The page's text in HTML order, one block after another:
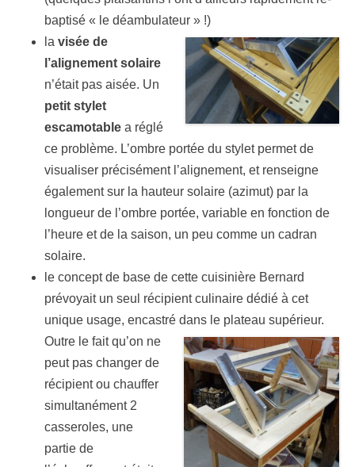
baptisé « le déambulateur » !)
la visée de
l’alignement solaire
n’était pas aisée. Un
petit stylet
escamotable a réglé
ce problème. L’ombre portée du stylet permet de
visualiser précisément l’alignement, et renseigne
également sur la hauteur solaire (azimut) par la
longueur de l’ombre portée, variable en fonction de
l’heure et de la saison, un peu comme un cadran
solaire.
le concept de base de cette cuisinière Bernard
prévoyait un seul récipient culinaire dédié à cet
unique usage, encastré dans le plateau supérieur.
Outre le fait qu’on ne
peut pas changer de
récipient ou chauffer
simultanément 2
casseroles, une
partie de